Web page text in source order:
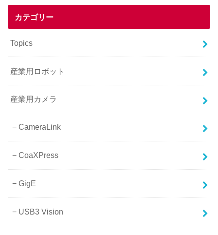
カテゴリー
Topics
産業用ロボット
産業用カメラ
CameraLink
CoaXPress
GigE
USB3 Vision